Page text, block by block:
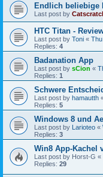
Endlich beliebige
Last post by
HTC Titan -
Last post by Toni «
Replies: 4
Badanation App
Last post by sCion «
Replies: 1
Schwere
Last post by hamautth
Replies: 5
Windows 8 und
Last post by Larioteo «
Replies: 3
Win8 App-Kachel
Last post by Horst-G «
Replies: 29